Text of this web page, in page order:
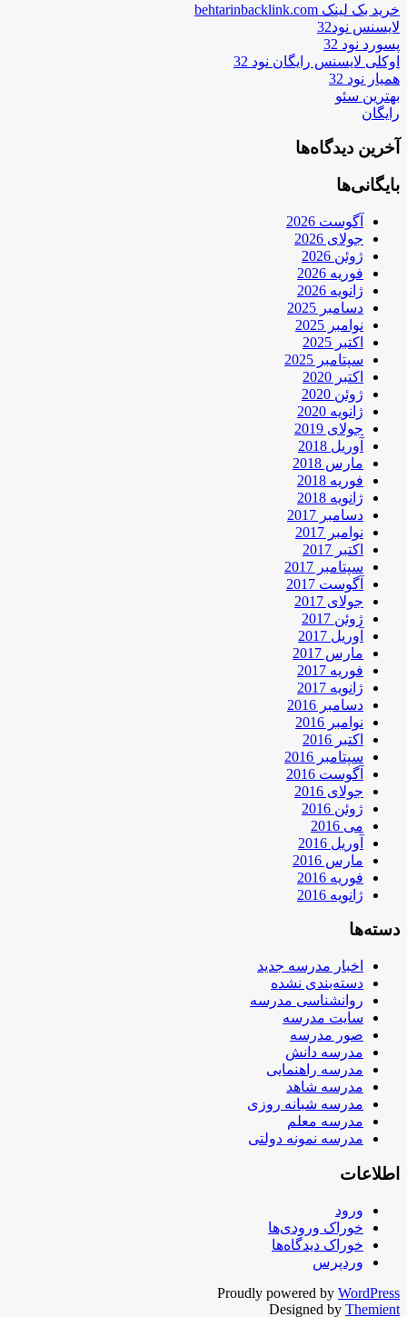
خرید بک لینک behtarinbacklink.com
لایسنس نود32
پسورد نود 32
اوکلی لایسنس رایگان نود 32
همیار نود 32
بهترین سئو
رایگان
آخرین دیدگاه‌ها
بایگانی‌ها
آگوست 2026
جولای 2026
ژوئن 2026
فوریه 2026
ژانویه 2026
دسامبر 2025
نوامبر 2025
اکتبر 2025
سپتامبر 2025
اکتبر 2020
ژوئن 2020
ژانویه 2020
جولای 2019
آوریل 2018
مارس 2018
فوریه 2018
ژانویه 2018
دسامبر 2017
نوامبر 2017
اکتبر 2017
سپتامبر 2017
آگوست 2017
جولای 2017
ژوئن 2017
آوریل 2017
مارس 2017
فوریه 2017
ژانویه 2017
دسامبر 2016
نوامبر 2016
اکتبر 2016
سپتامبر 2016
آگوست 2016
جولای 2016
ژوئن 2016
می 2016
آوریل 2016
مارس 2016
فوریه 2016
ژانویه 2016
دسته‌ها
اخبار مدرسه جدید
دسته‌بندی نشده
روانشناسی مدرسه
سایت مدرسه
صور مدرسه
مدرسه دانش
مدرسه راهنمایی
مدرسه شاهد
مدرسه شبانه روزی
مدرسه معلم
مدرسه نمونه دولتی
اطلاعات
ورود
خوراک ورودی‌ها
خوراک دیدگاه‌ها
وردپرس
Proudly powered by WordPress
Designed by Themient